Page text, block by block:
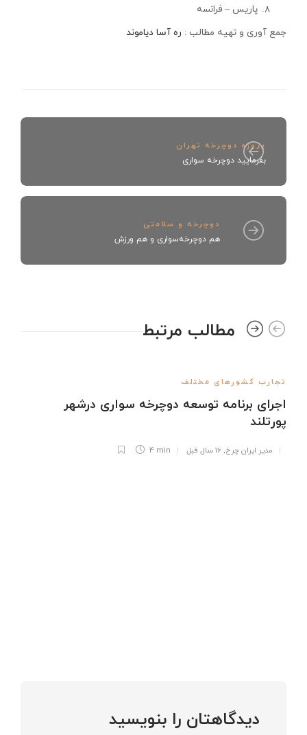
پاریس – فرانسه
جمع آوری و تهیه مطالب : ره آسا دیاموند
پروژه دوچرخه تهران
بفرمایید دوچرخه سواری
دوچرخه و سلامتی
هم دوچرخه‌سواری و هم ورزش
مطالب مرتبط
تجارب کشورهای مختلف
اجرای برنامه توسعه دوچرخه سواری درشهر
پورتلند
مدیر ایران چرخ, 16 سال قبل 4 min
دیدگاهتان را بنویسید